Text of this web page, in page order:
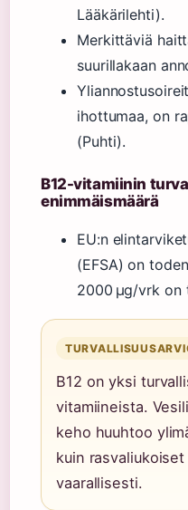
Lääkärilehti).
Merkittäviä
suurillakaan
ihottumaa, on
(Puhti).
B12-vitamiinin
enimmäismäärä
EU:n
(EFSA) on
2000 µg/vrk on
B12 on yksi
vitamiineista.
keho huuhtoo
kuin
vaarallisesti.